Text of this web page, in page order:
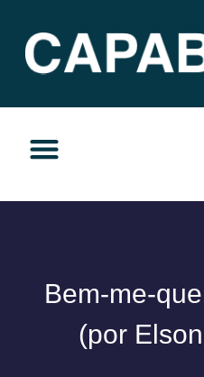
Bem-me-
(por